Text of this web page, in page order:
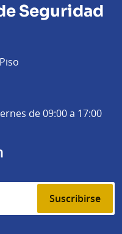
Seguridad
de 09:00 a 17:00
Suscribirse